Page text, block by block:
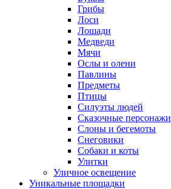
Грибы
Лоси
Лошади
Медведи
Мячи
Ослы и олени
Павлины
Предметы
Птицы
Силуэты людей
Сказочные персонажи
Слоны и бегемоты
Снеговики
Собаки и коты
Улитки
Уличное освещение
Уникальные площадки